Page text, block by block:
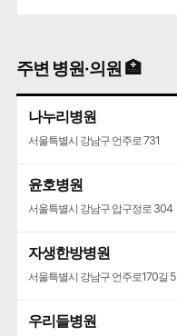
주변 병원·의원 🏥
나누리병원
서울특별시 강남구 언주로 731
윤호병원
서울특별시 강남구 압구정로 304
자생한방병원
서울특별시 강남구 언주로170길 5
우리들병원